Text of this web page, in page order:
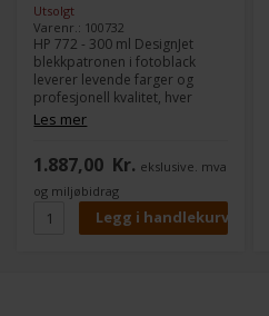
Utsolgt
Varenr.: 100732
HP 772 - 300 ml DesignJet
blekkpatronen i fotoblack
leverer levende farger og
profesjonell kvalitet, hver
gang. Originale HP-produkter
er designet sammen med
problemfri utskrift. -
Kompatibel med: DesignJet
HD Pro MFP, SD Pro MFP,
Z5200 PostScript, Z5400
PostScript ePrinter
Les mer
1.887,00 Kr. ekslusive. mva
og miljøbidrag